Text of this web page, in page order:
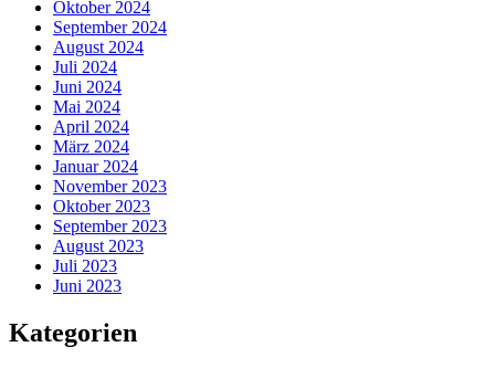
Oktober 2024
September 2024
August 2024
Juli 2024
Juni 2024
Mai 2024
April 2024
März 2024
Januar 2024
November 2023
Oktober 2023
September 2023
August 2023
Juli 2023
Juni 2023
Kategorien